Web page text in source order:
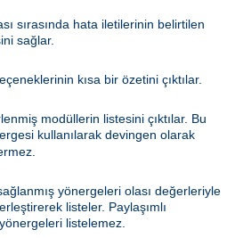
sırasında hata iletilerinin belirtilen
sağlar.
kısa bir özetini çıktılar.
modüllerin listesini çıktılar. Bu
kullanılarak devingen olarak
yönergeleri olası değerleriyle
listeler. Paylaşımlı
listelemez.